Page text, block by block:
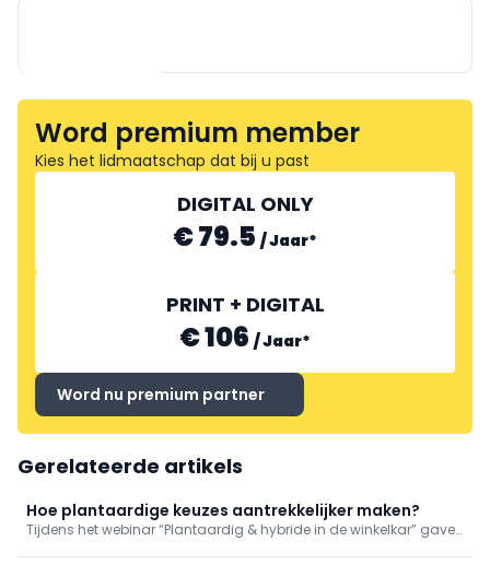
FOOD ASSOCIATES GROUP
Word premium member
Kies het lidmaatschap dat bij u past
DIGITAL ONLY
€ 79.5 /Jaar*
PRINT + DIGITAL
€ 106 /Jaar*
Word nu premium partner
Gerelateerde artikels
Hoe plantaardige keuzes aantrekkelijker maken?
Tijdens het webinar “Plantaardig & hybride in de winkelkar” gaven